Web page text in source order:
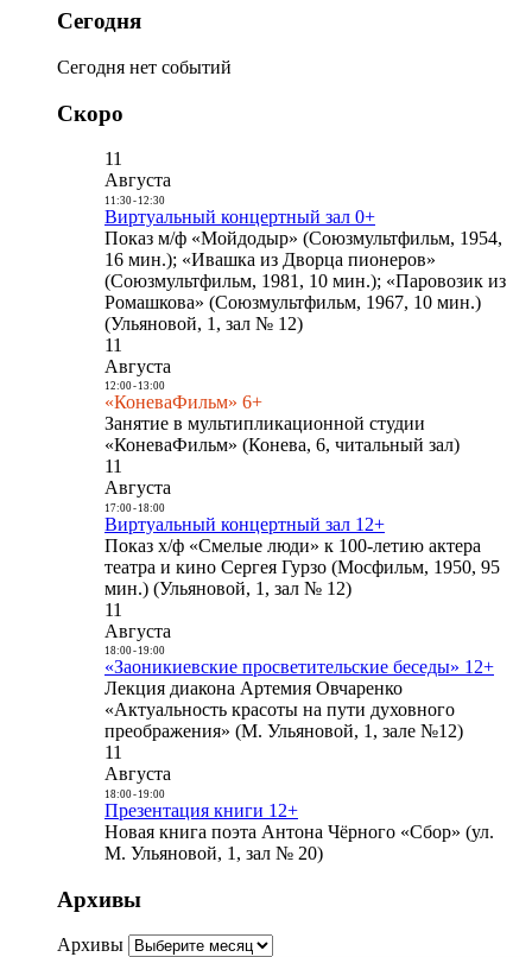
Сегодня
Сегодня нет событий
Скоро
11
Августа
11:30- 12:30
Виртуальный концертный зал 0+
Показ м/ф «Мойдодыр» (Союзмультфильм, 1954,
16 мин.); «Ивашка из Дворца пионеров»
(Союзмультфильм, 1981, 10 мин.); «Паровозик из
Ромашкова» (Союзмультфильм, 1967, 10 мин.)
(Ульяновой, 1, зал № 12)
11
Августа
12:00- 13:00
«КоневаФильм» 6+
Занятие в мультипликационной студии
«КоневаФильм» (Конева, 6, читальный зал)
11
Августа
17:00- 18:00
Виртуальный концертный зал 12+
Показ х/ф «Смелые люди» к 100-летию актера
театра и кино Сергея Гурзо (Мосфильм, 1950, 95
мин.) (Ульяновой, 1, зал № 12)
11
Августа
18:00- 19:00
«Заоникиевские просветительские беседы» 12+
Лекция диакона Артемия Овчаренко
«Актуальность красоты на пути духовного
преображения» (М. Ульяновой, 1, зале №12)
11
Августа
18:00- 19:00
Презентация книги 12+
Новая книга поэта Антона Чёрного «Сбор» (ул.
М. Ульяновой, 1, зал № 20)
Архивы
Архивы